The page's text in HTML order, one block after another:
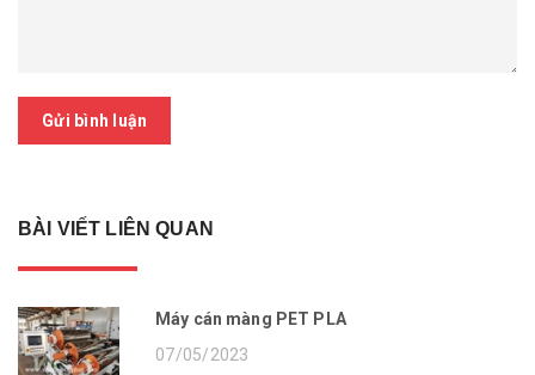
Gửi bình luận
BÀI VIẾT LIÊN QUAN
Máy cán màng PET PLA
07/05/2023